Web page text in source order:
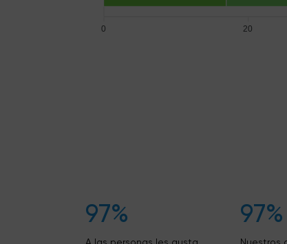
20
0
97% 97%